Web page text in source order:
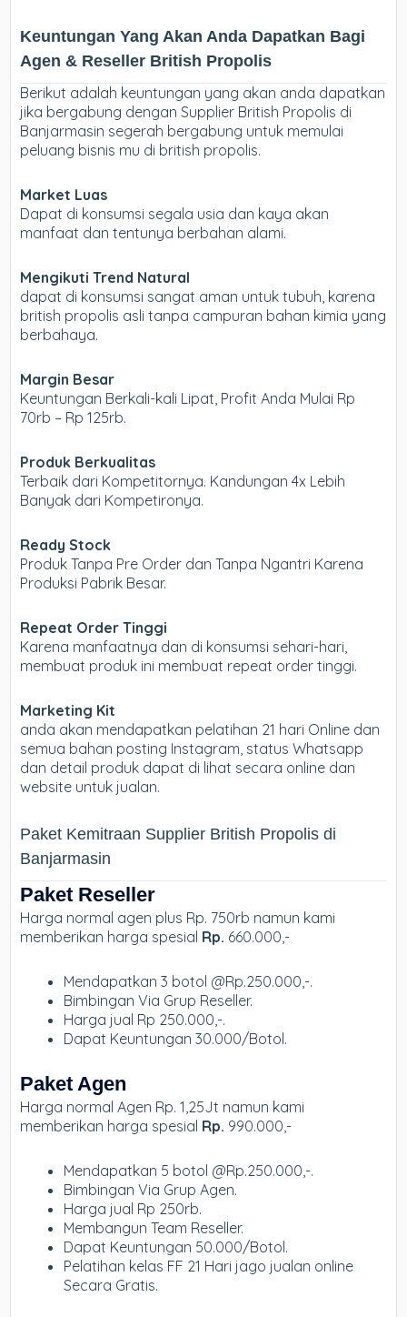
Keuntungan Yang Akan Anda Dapatkan Bagi
Agen & Reseller British Propolis
Berikut adalah keuntungan yang akan anda dapatkan
jika bergabung dengan Supplier British Propolis di
Banjarmasin segerah bergabung untuk memulai
peluang bisnis mu di british propolis.
Market Luas
Dapat di konsumsi segala usia dan kaya akan
manfaat dan tentunya berbahan alami.
Mengikuti Trend Natural
dapat di konsumsi sangat aman untuk tubuh, karena
british propolis asli tanpa campuran bahan kimia yang
berbahaya.
Margin Besar
Keuntungan Berkali-kali Lipat, Profit Anda Mulai Rp
70rb – Rp 125rb.
Produk Berkualitas
Terbaik dari Kompetitornya. Kandungan 4x Lebih
Banyak dari Kompetironya.
Ready Stock
Produk Tanpa Pre Order dan Tanpa Ngantri Karena
Produksi Pabrik Besar.
Repeat Order Tinggi
Karena manfaatnya dan di konsumsi sehari-hari,
membuat produk ini membuat repeat order tinggi.
Marketing Kit
anda akan mendapatkan pelatihan 21 hari Online dan
semua bahan posting Instagram, status Whatsapp
dan detail produk dapat di lihat secara online dan
website untuk jualan.
Paket Kemitraan Supplier British Propolis di
Banjarmasin
Paket Reseller
Harga normal agen plus Rp. 750rb namun kami
memberikan harga spesial Rp. 660.000,-
Mendapatkan 3 botol @Rp.250.000,-.
Bimbingan Via Grup Reseller.
Harga jual Rp 250.000,-.
Dapat Keuntungan 30.000/Botol.
Paket Agen
Harga normal Agen Rp. 1,25Jt namun kami
memberikan harga spesial Rp. 990.000,-
Mendapatkan 5 botol @Rp.250.000,-.
Bimbingan Via Grup Agen.
Harga jual Rp 250rb.
Membangun Team Reseller.
Dapat Keuntungan 50.000/Botol.
Pelatihan kelas FF 21 Hari jago jualan online
Secara Gratis.